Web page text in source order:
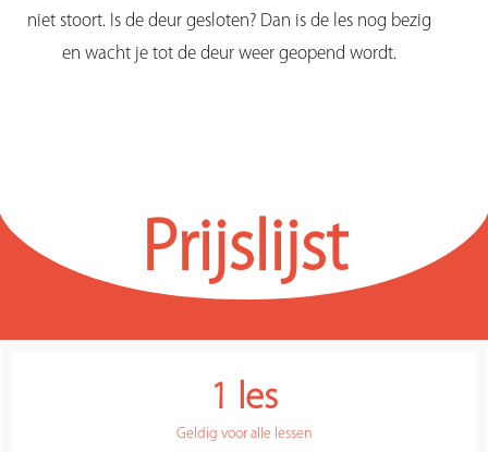
niet stoort. Is de deur gesloten? Dan is de les nog bezig
en wacht je tot de deur weer geopend wordt.
Prijslijst
1 les
Geldig voor alle lessen